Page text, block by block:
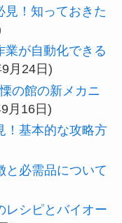
見！知っておきた
業が自動化できる
月24日)
の館の新メカニ
月16日)
！基本的な攻略方
と必需品について
レシピとバイオー